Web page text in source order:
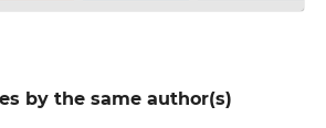
by the same author(s)